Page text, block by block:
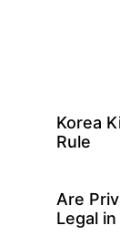
Korea
Rule
Are
Legal